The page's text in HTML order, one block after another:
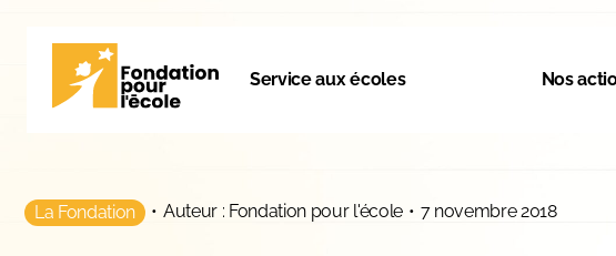
Service aux écoles Nos
La Fondation • Auteur : Fondation pour l'école • 7 novembre 2018